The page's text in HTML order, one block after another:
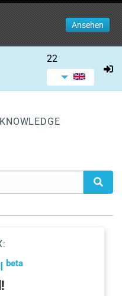
Ansehen
22
beta